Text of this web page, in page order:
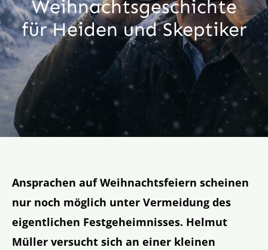
Aktion
Veröffentlichungen
Weihnachts­geschichte
für Heiden und Skeptiker
Ansprachen auf Weihnachtsfeiern scheinen
nur noch möglich unter Vermeidung des
eigentlichen Festgeheimnisses. Helmut
Müller versucht sich an einer kleinen